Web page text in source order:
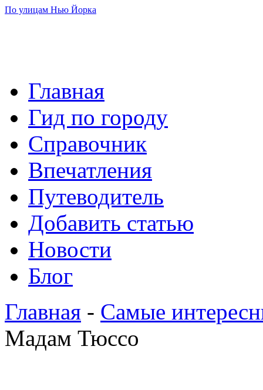
По улицам Нью Йорка
Главная
Гид по городу
Справочник
Впечатления
Путеводитель
Добавить статью
Новости
Блог
Главная - Самые
Мадам Тюссо